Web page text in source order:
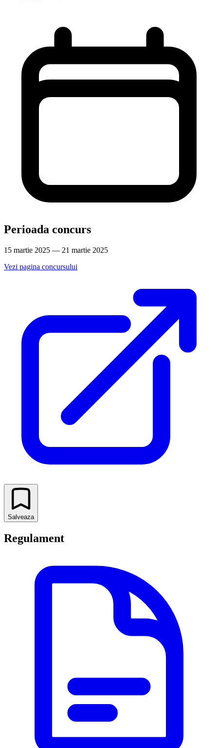
Perioada concurs
15 martie 2025 — 21 martie 2025
Vezi pagina concursului
Salveaza
Regulament